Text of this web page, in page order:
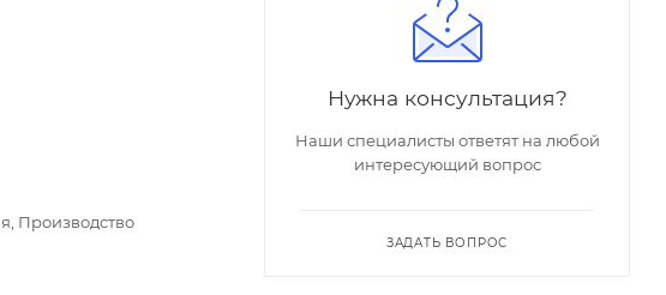
Производство
Нужна консультация?
Наши специалисты ответят на любой
интересующий вопрос
ЗАДАТЬ ВОПРОС